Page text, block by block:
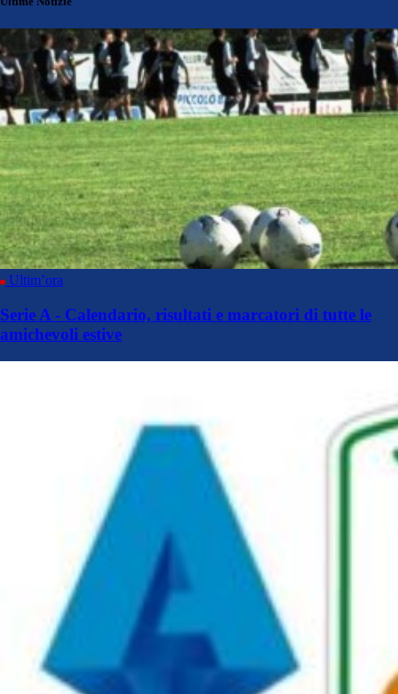
Ultim’ora
Serie A - Calendario, risultati e marcatori di tutte le
amichevoli estive